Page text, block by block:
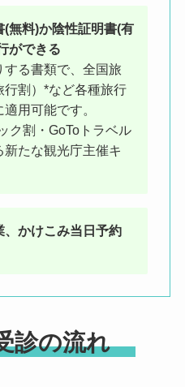
印です
ス
分/駒場東大前駅 19
八幡駅 18 分/池尻大
分/中目黒駅 30 分/代々
30 分/池ノ上駅 34 分/
38 分/幡ヶ谷駅 38 分/
41 分/祐天寺駅 41 分/
(無料)か陰性証明書(有
ができる
する書類で、全国旅
行割）*など各種旅行
用可能です。
ク割・GoToトラベル
たな観光庁主催キ
、かけこみ当日予約
診の流れ